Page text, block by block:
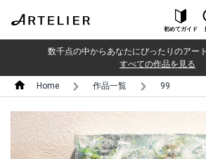
初めてガイド
数千点の中からあなたにぴったりのアー
すべての作品を見る
Home 作品一覧 99